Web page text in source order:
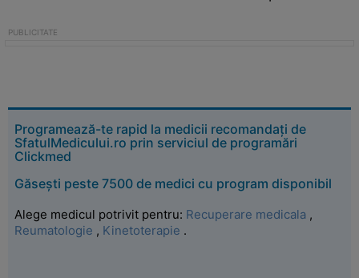
Programează-te rapid la medicii recomandați de
SfatulMedicului.ro prin serviciul de programări
Clickmed
Găsești peste 7500 de medici cu program disponibil
Alege medicul potrivit pentru: Recuperare medicala ,
Reumatologie , Kinetoterapie .